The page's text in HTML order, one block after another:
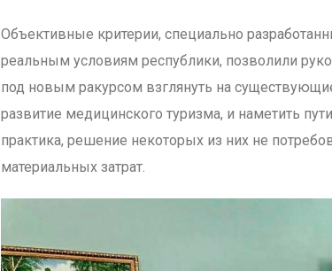
Объективные критерии, специально
реальным условиям республики, позволили
под новым ракурсом взглянуть на
развитие медицинского туризма, и наметить
практика, решение некоторых из них не
материальных затрат.